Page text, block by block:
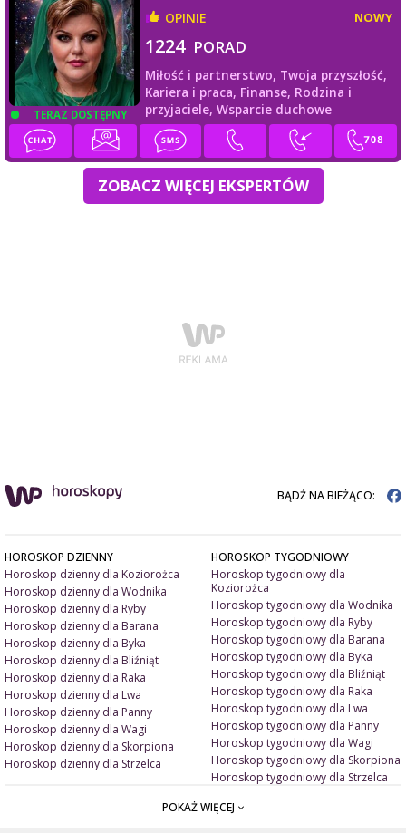
TERAZ DOSTĘPNY
OPINIE NOWY
1224 PORAD
Miłość i partnerstwo, Twoja przyszłość,
Kariera i praca, Finanse, Rodzina i
przyjaciele, Wsparcie duchowe
ZOBACZ WIĘCEJ EKSPERTÓW
BĄDŹ NA BIEŻĄCO:
HOROSKOP DZIENNY
Horoskop dzienny dla Koziorożca
Horoskop dzienny dla Wodnika
Horoskop dzienny dla Ryby
Horoskop dzienny dla Barana
Horoskop dzienny dla Byka
Horoskop dzienny dla Bliźniąt
Horoskop dzienny dla Raka
Horoskop dzienny dla Lwa
Horoskop dzienny dla Panny
Horoskop dzienny dla Wagi
Horoskop dzienny dla Skorpiona
Horoskop dzienny dla Strzelca
HOROSKOP TYGODNIOWY
Horoskop tygodniowy dla
Koziorożca
Horoskop tygodniowy dla Wodnika
Horoskop tygodniowy dla Ryby
Horoskop tygodniowy dla Barana
Horoskop tygodniowy dla Byka
Horoskop tygodniowy dla Bliźniąt
Horoskop tygodniowy dla Raka
Horoskop tygodniowy dla Lwa
Horoskop tygodniowy dla Panny
Horoskop tygodniowy dla Wagi
Horoskop tygodniowy dla Skorpiona
Horoskop tygodniowy dla Strzelca
ZNAK ZODIAKU A
POKAŻ WIĘCEJ